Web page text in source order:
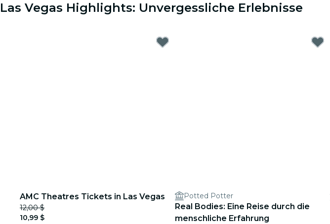
Las Vegas Highlights: Unvergessliche Erlebnisse
AMC Theatres Tickets in Las Vegas
12,00 $
10,99 $
Potted Potter
Real Bodies: Eine Reise durch die
menschliche Erfahrung